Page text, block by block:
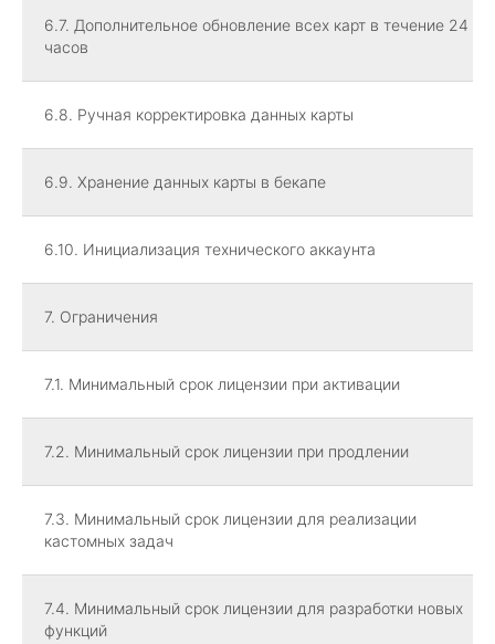
6.7. Дополнительное обновление всех карт в течение 24
часов
6.8. Ручная корректировка данных карты
6.9. Хранение данных карты в бекапе
6.10. Инициализация технического аккаунта
7. Ограничения
7.1. Минимальный срок лицензии при активации
7.2. Минимальный срок лицензии при продлении
7.3. Минимальный срок лицензии для реализации
кастомных задач
7.4. Минимальный срок лицензии для разработки новых
функций